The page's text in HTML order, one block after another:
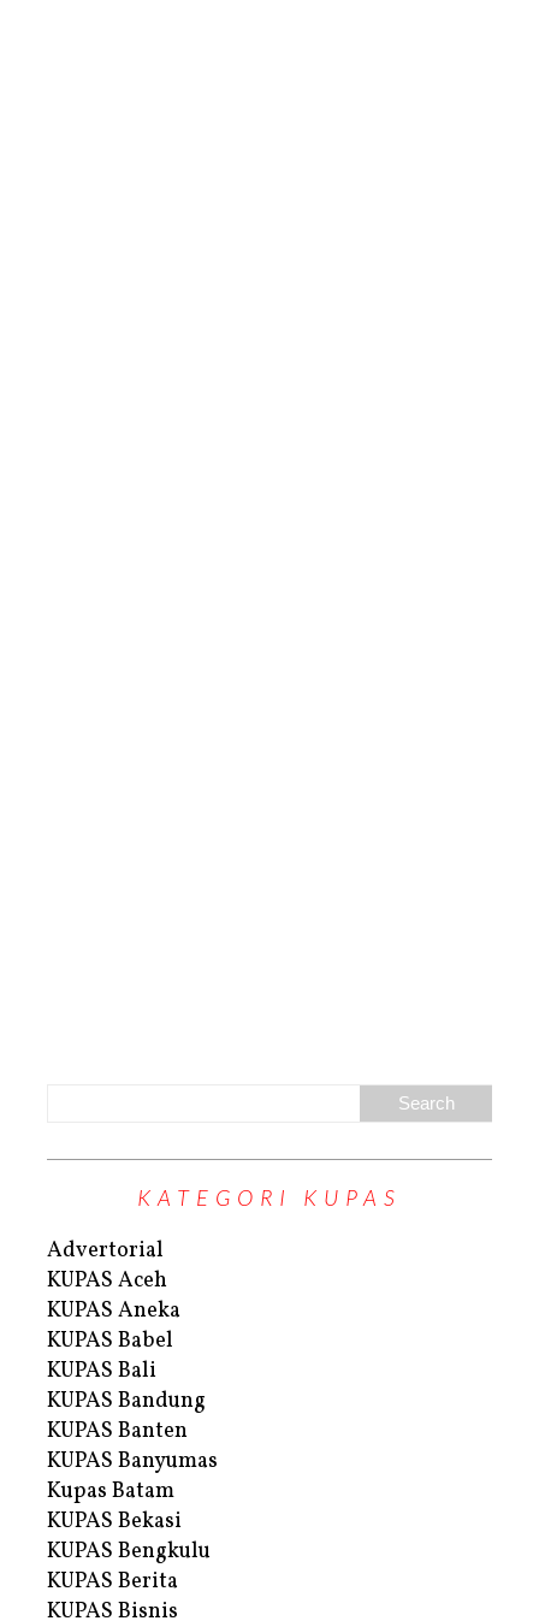
KATEGORI KUPAS
Advertorial
KUPAS Aceh
KUPAS Aneka
KUPAS Babel
KUPAS Bali
KUPAS Bandung
KUPAS Banten
KUPAS Banyumas
Kupas Batam
KUPAS Bekasi
KUPAS Bengkulu
KUPAS Berita
KUPAS Bisnis